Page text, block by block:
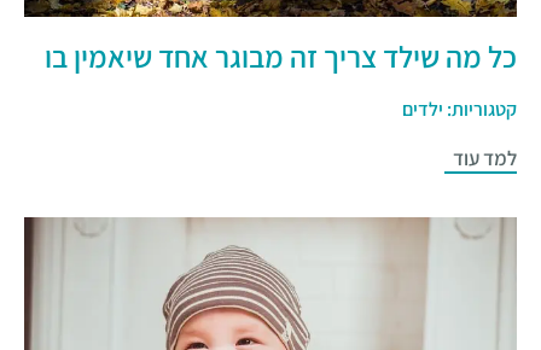
כל מה שילד צריך זה מבוגר אחד שיאמין בו
קטגוריות: ילדים
למד עוד